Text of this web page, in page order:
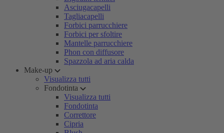
Asciugacapelli
Tagliacapelli
Forbici parrucchiere
Forbici per sfoltire
Mantelle parrucchiere
Phon con diffusore
Spazzola ad aria calda
Make-up
Visualizza tutti
Fondotinta
Visualizza tutti
Fondotinta
Correttore
Cipria